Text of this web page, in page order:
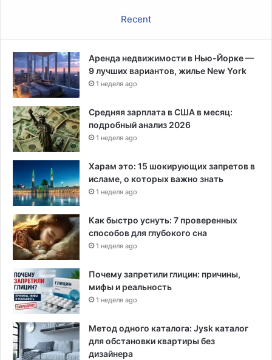
Recent
Аренда недвижимости в Нью-Йорке —
9 лучших вариантов, жилье New York
1 неделя ago
Средняя зарплата в США в месяц:
подробный анализ 2026
1 неделя ago
Харам это: 15 шокирующих запретов в
исламе, о которых важно знать
1 неделя ago
Как быстро уснуть: 7 проверенных
способов для глубокого сна
1 неделя ago
Почему запретили глицин: причины,
мифы и реальность
1 неделя ago
Метод одного каталога: Jysk каталог
для обстановки квартиры без
дизайнера